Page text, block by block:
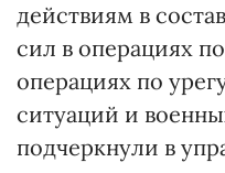
действиям в
сил в операциях
операциях по
ситуаций и
подчеркнули в